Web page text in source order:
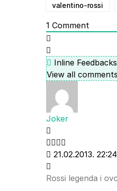
valentino-rossi
1 Comment
Inline Feedbacks
View all comments
Joker
21.02.2013. 22:24
Rossi legenda i